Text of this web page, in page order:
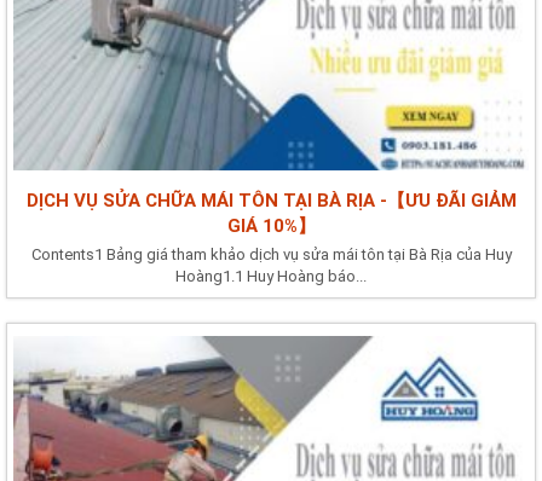
DỊCH VỤ SỬA CHỮA MÁI TÔN TẠI BÀ RỊA -【ƯU ĐÃI GIẢM
GIÁ 10%】
Contents1 Bảng giá tham khảo dịch vụ sửa mái tôn tại Bà Rịa của Huy
Hoàng1.1 Huy Hoàng báo...